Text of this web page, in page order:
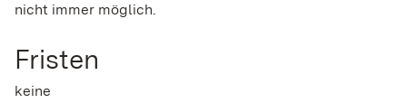
nicht immer möglich.
Fristen
keine